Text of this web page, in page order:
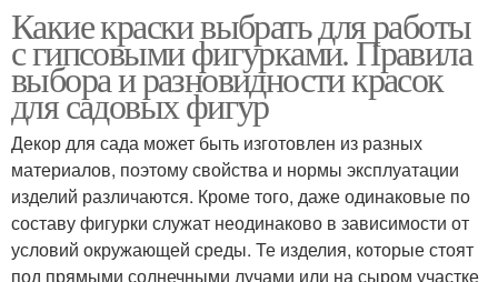
Какие краски выбрать для работы
с гипсовыми фигурками. Правила
выбора и разновидности красок
для садовых фигур
Декор для сада может быть изготовлен из разных
материалов, поэтому свойства и нормы эксплуатации
изделий различаются. Кроме того, даже одинаковые по
составу фигурки служат неодинаково в зависимости от
условий окружающей среды. Те изделия, которые стоят
под прямыми солнечными лучами или на сыром участке